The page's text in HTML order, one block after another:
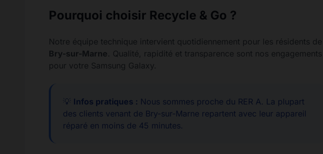
Pourquoi choisir Recycle & Go ?
Notre équipe technique intervient quotidiennement pour les résidents de
Bry-sur-Marne. Qualité, rapidité et transparence sont nos engagements
pour votre Samsung Galaxy.
💡 Infos pratiques : Nous sommes proche du RER A. La plupart
des clients venant de Bry-sur-Marne repartent avec leur appareil
réparé en moins de 45 minutes.